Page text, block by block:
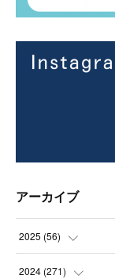
アーカイブ
2025 (56)
(14
2024 (271)